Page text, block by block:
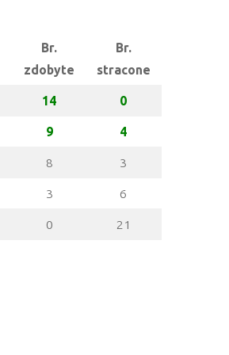
Br.
zdobyte
Br.
stracone
14 0
9 4
8 3
3 6
0 21